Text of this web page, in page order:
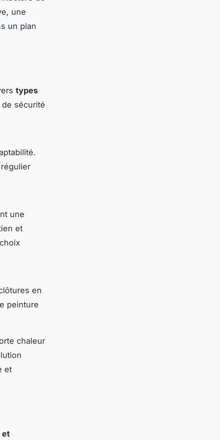
une
un plan
types
sécurité
une
et
en
peinture
chaleur
et
et